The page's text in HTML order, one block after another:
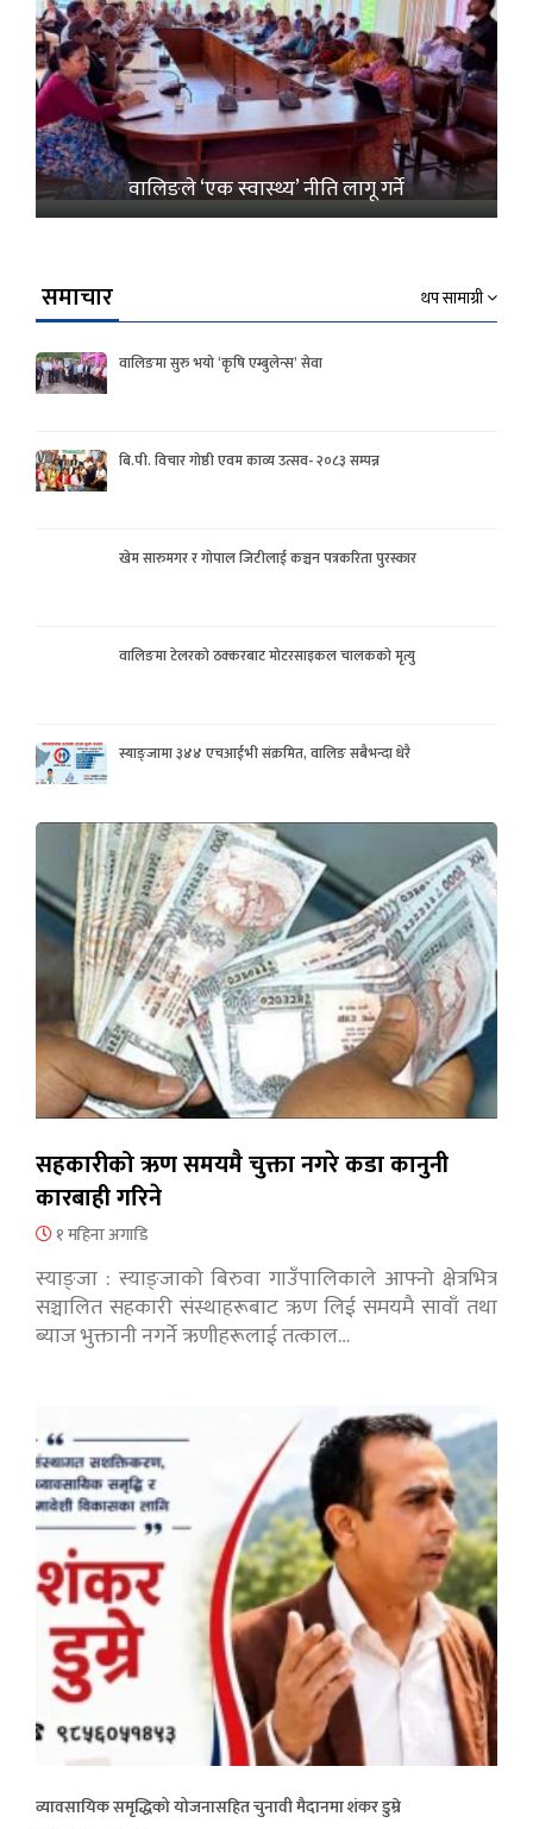
वालिङले ‘एक स्वास्थ्य’ नीति लागू गर्ने
समाचार थप सामाग्री
वालिङमा सुरु भयो ‘कृषि एम्बुलेन्स’ सेवा
बि.पी. विचार गोष्ठी एवम काव्य उत्सव- २०८३ सम्पन्न
खेम सारुमगर र गोपाल जिटीलाई कञ्चन पत्रकरिता पुरस्कार
वालिङमा टेलरको ठक्करबाट मोटरसाइकल चालकको मृत्यु
स्याङ्जामा ३४४ एचआईभी संक्रमित, वालिङ सबैभन्दा धेरै
सहकारीको ऋण समयमै चुक्ता नगरे कडा कानुनी
कारबाही गरिने
१ महिना अगाडि
स्याङ्जा : स्याङ्जाको बिरुवा गाउँपालिकाले आफ्नो क्षेत्रभित्र
सञ्चालित सहकारी संस्थाहरूबाट ऋण लिई समयमै सावाँ तथा
ब्याज भुक्तानी नगर्ने ऋणीहरूलाई तत्काल…
व्यावसायिक समृद्धिको योजनासहित चुनावी मैदानमा शंकर डुम्रे